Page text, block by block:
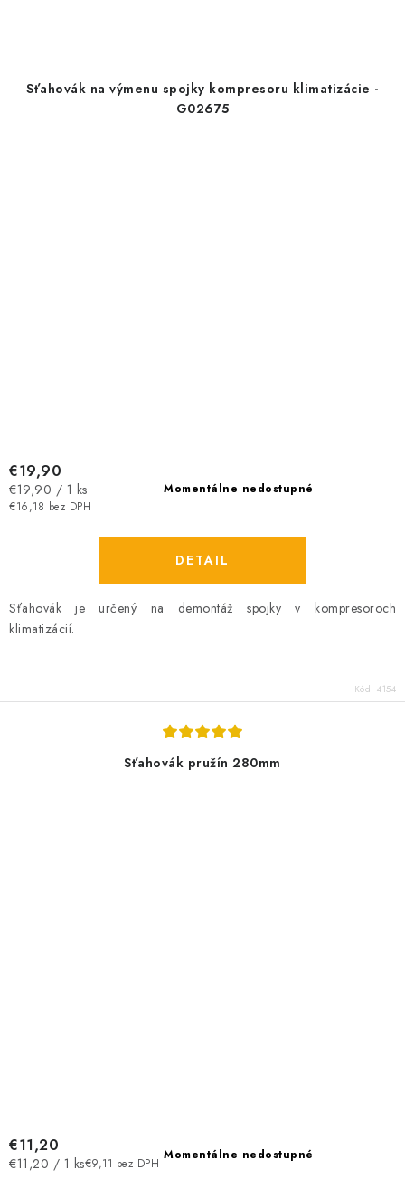
Sťahovák na výmenu spojky kompresoru klimatizácie -
G02675
Momentálne nedostupné
€16,18 bez DPH
€19,90
Jednotková
cena:
€19,90 / 1 ks
DETAIL
Sťahovák je určený na demontáž spojky v kompresoroch
klimatizácií.
Kód: 4154
Sťahovák pružín 280mm
Momentálne nedostupné
€9,11 bez DPH
€11,20
Jednotková
€11,20 / 1 ks